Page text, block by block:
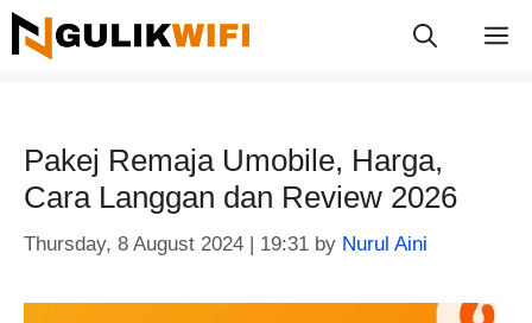
Skip
to
Pakej Remaja Umobile, Harga,
Cara Langgan dan Review 2026
Thursday, 8 August 2024 | 19:31 by Nurul Aini